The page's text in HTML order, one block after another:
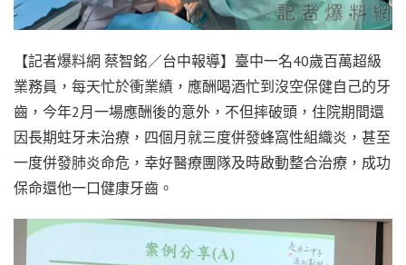
【記者爆料網 蔡智銘／台中報導】臺中一名40歲百萬超級
業務員，每天忙於衝業績，應酬喝酒忙到沒空保健自己的牙
齒，今年2月一場應酬後的意外，不但摔破頭，住院期間還
因長期蛀牙未治療，四個月就三度併發蜂窩性組織炎，甚至
一度併發肺炎命危，幸好醫療團隊及時啟動整合治療，成功
保命還他一口健康牙齒。